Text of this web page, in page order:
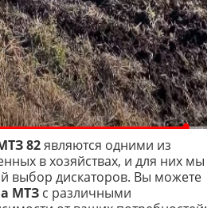
82являются одними из
в хозяйствах, и для них мы
выбор дискаторов. Вы можете
МТЗ с различными